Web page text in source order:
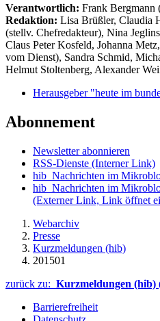
Verantwortlich: Frank Bergmann
Redaktion: Lisa Brüßler, Claudia
(stellv. Chefredakteur), Nina
Claus Peter Kosfeld, Johanna
vom Dienst), Sandra Schmid,
Helmut Stoltenberg, Alexander
Herausgeber "heute im
Abonnement
Newsletter abonnieren
RSS-Dienste (Interner Link)
hib_Nachrichten im
hib_Nachrichten im
(Externer Link, Link öffnet
Webarchiv
Presse
Kurzmeldungen (hib)
201501
zurück zu: Kurzmeldungen (hib)
Barrierefreiheit